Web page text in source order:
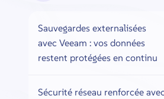
Sauvegardes externalisées
avec Veeam : vos données
restent protégées en continu
Sécurité réseau renforcée avec